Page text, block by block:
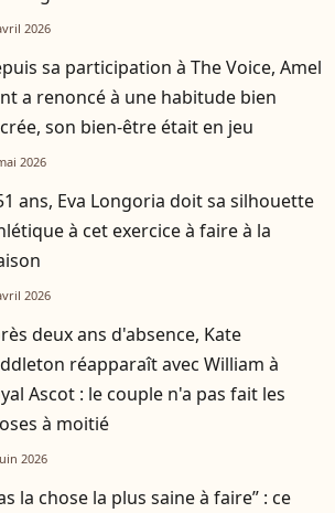
2026
sa participation à The Voice, Amel
a renoncé à une habitude bien
son bien-être était en jeu
2026
ans, Eva Longoria doit sa silhouette
à cet exercice à faire à la
2026
deux ans d'absence, Kate
réapparaît avec William à
Ascot : le couple n'a pas fait les
à moitié
2026
la chose la plus saine à faire” : ce